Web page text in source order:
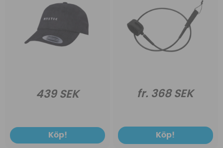
439 SEK
Köp!
fr. 368 SEK
Köp!